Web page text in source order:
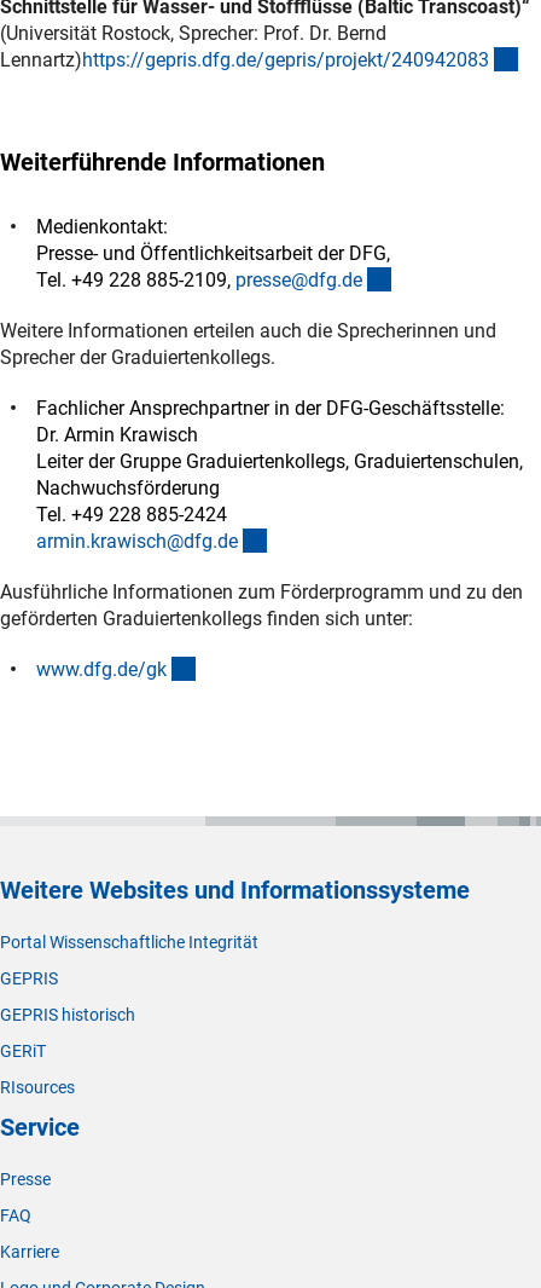
Schnittstelle für Wasser- und Stoffflüsse (Baltic Transcoast)“
(Universität Rostock, Sprecher: Prof. Dr. Bernd
Lennartz)https://gepris.dfg.de/gepris/projekt/240942083
Weiterführende Informationen
Medienkontakt:
Presse- und Öffentlichkeitsarbeit der DFG,
Tel. +49 228 885-2109, presse@dfg.de
Weitere Informationen erteilen auch die Sprecherinnen und
Sprecher der Graduiertenkollegs.
Fachlicher Ansprechpartner in der DFG-Geschäftsstelle:
Dr. Armin Krawisch
Leiter der Gruppe Graduiertenkollegs, Graduiertenschulen,
Nachwuchsförderung
Tel. +49 228 885-2424
armin.krawisch@dfg.de
Ausführliche Informationen zum Förderprogramm und zu den
geförderten Graduiertenkollegs finden sich unter:
www.dfg.de/gk
Weitere Websites und Informationssysteme
Portal Wissenschaftliche Integrität
GEPRIS
GEPRIS historisch
GERiT
RIsources
Service
Presse
FAQ
Karriere